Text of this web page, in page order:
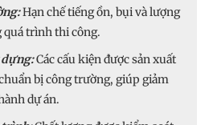
Hạn chế tiếng ồn, bụi và lượng
trình thi công.
Các cấu kiện được sản xuất
bị công trường, giúp giảm
dự án.